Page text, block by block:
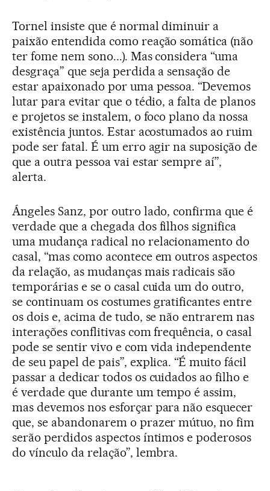
Tornel insiste que é normal diminuir a
paixão entendida como reação somática (não
ter fome nem sono...). Mas considera “uma
desgraça” que seja perdida a sensação de
estar apaixonado por uma pessoa. “Devemos
lutar para evitar que o tédio, a falta de planos
e projetos se instalem, o foco plano da nossa
existência juntos. Estar acostumados ao ruim
pode ser fatal. É um erro agir na suposição de
que a outra pessoa vai estar sempre aí”,
alerta.
Ángeles Sanz, por outro lado, confirma que é
verdade que a chegada dos filhos significa
uma mudança radical no relacionamento do
casal, “mas como acontece em outros aspectos
da relação, as mudanças mais radicais são
temporárias e se o casal cuida um do outro,
se continuam os costumes gratificantes entre
os dois e, acima de tudo, se não entrarem nas
interações conflitivas com frequência, o casal
pode se sentir vivo e com vida independente
de seu papel de pais”, explica. “É muito fácil
passar a dedicar todos os cuidados ao filho e
é verdade que durante um tempo é assim,
mas devemos nos esforçar para não esquecer
que, se abandonarem o prazer mútuo, no fim
serão perdidos aspectos íntimos e poderosos
do vínculo da relação”, lembra.